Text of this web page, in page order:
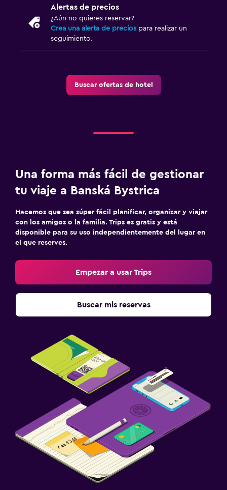
Alertas de precios
¿Aún no quieres reservar?
Crea una alerta de precios para realizar un
seguimiento.
Buscar ofertas de hotel
Una forma más fácil de gestionar
tu viaje a Banská Bystrica
Hacemos que sea súper fácil planificar, organizar y viajar
con los amigos o la familia. Trips es gratis y está
disponible para su uso independientemente del lugar en
el que reserves.
Empezar a usar Trips
Buscar mis reservas